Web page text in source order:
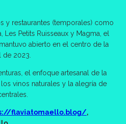
y restaurantes (temporales) como
Les Petits Ruisseaux y Magma, el
abierto en el centro de la
de 2023.
el enfoque artesanal de la
vinos naturales y la alegría de
flaviatomaello.blog/,